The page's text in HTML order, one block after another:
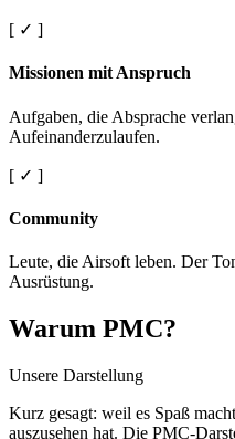
[ ✓ ]
Missionen mit Anspruch
Aufgaben, die Absprache
Aufeinanderzulaufen.
[ ✓ ]
Community
Leute, die Airsoft leben. Der
Ausrüstung.
Warum PMC?
Unsere Darstellung
Kurz gesagt: weil es Spaß
auszusehen hat. Die PMC-